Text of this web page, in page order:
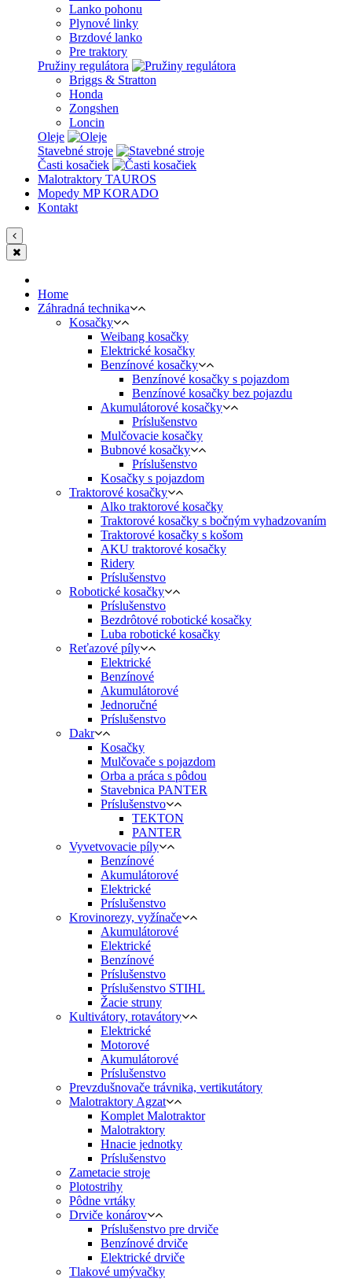
Lanko pohonu
Plynové linky
Brzdové lanko
Pre traktory
Pružiny regulátora
Briggs & Stratton
Honda
Zongshen
Loncin
Oleje
Stavebné stroje
Časti kosačiek
Malotraktory TAUROS
Mopedy MP KORADO
Kontakt
Home
Záhradná technika
Kosačky
Weibang kosačky
Elektrické kosačky
Benzínové kosačky
Benzínové kosačky s pojazdom
Benzínové kosačky bez pojazdu
Akumulátorové kosačky
Príslušenstvo
Mulčovacie kosačky
Bubnové kosačky
Príslušenstvo
Kosačky s pojazdom
Traktorové kosačky
Alko traktorové kosačky
Traktorové kosačky s bočným vyhadzovaním
Traktorové kosačky s košom
AKU traktorové kosačky
Ridery
Príslušenstvo
Robotické kosačky
Príslušenstvo
Bezdrôtové robotické kosačky
Luba robotické kosačky
Reťazové píly
Elektrické
Benzínové
Akumulátorové
Jednoručné
Príslušenstvo
Dakr
Kosačky
Mulčovače s pojazdom
Orba a práca s pôdou
Stavebnica PANTER
Príslušenstvo
TEKTON
PANTER
Vyvetvovacie píly
Benzínové
Akumulátorové
Elektrické
Príslušenstvo
Krovinorezy, vyžínače
Akumulátorové
Elektrické
Benzínové
Príslušenstvo
Príslušenstvo STIHL
Žacie struny
Kultivátory, rotavátory
Elektrické
Motorové
Akumulátorové
Príslušenstvo
Prevzdušnovače trávnika, vertikutátory
Malotraktory Agzat
Komplet Malotraktor
Malotraktory
Hnacie jednotky
Príslušenstvo
Zametacie stroje
Plotostrihy
Pôdne vrtáky
Drviče konárov
Príslušenstvo pre drviče
Benzínové drviče
Elektrické drviče
Tlakové umývačky